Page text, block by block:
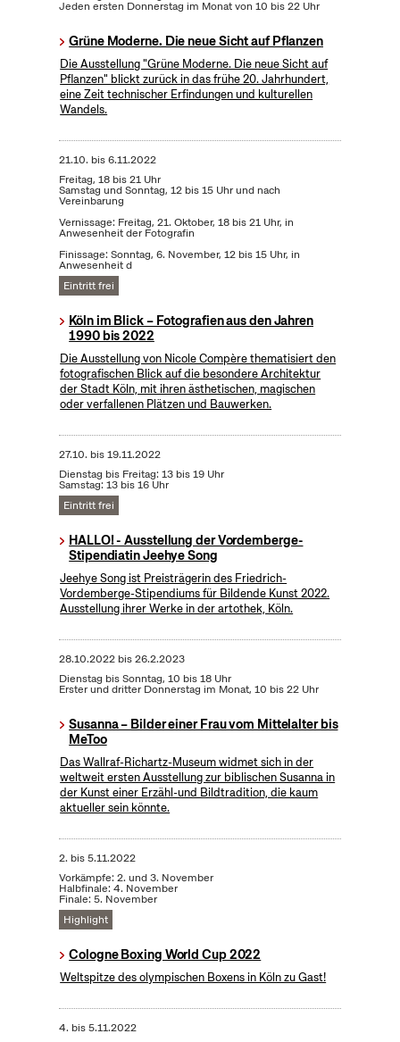
Jeden ersten Donnerstag im Monat von 10 bis 22 Uhr
Grüne Moderne. Die neue Sicht auf Pflanzen
Die Ausstellung "Grüne Moderne. Die neue Sicht auf
Pflanzen" blickt zurück in das frühe 20. Jahrhundert,
eine Zeit technischer Erfindungen und kulturellen
Wandels.
21.10. bis6.11.2022
Freitag, 18 bis 21 Uhr
Samstag und Sonntag, 12 bis 15 Uhr und nach
Vereinbarung
Vernissage: Freitag, 21. Oktober, 18 bis 21 Uhr, in
Anwesenheit der Fotografin
Finissage: Sonntag, 6. November, 12 bis 15 Uhr, in
Anwesenheit d
Eintritt frei
Köln im Blick – Fotografien aus den Jahren
1990 bis 2022
Die Ausstellung von Nicole Compère thematisiert den
fotografischen Blick auf die besondere Architektur
der Stadt Köln, mit ihren ästhetischen, magischen
oder verfallenen Plätzen und Bauwerken.
27.10. bis19.11.2022
Dienstag bis Freitag: 13 bis 19 Uhr
Samstag: 13 bis 16 Uhr
Eintritt frei
HALLO! - Ausstellung der Vordemberge-
Stipendiatin Jeehye Song
Jeehye Song ist Preisträgerin des Friedrich-
Vordemberge-Stipendiums für Bildende Kunst 2022.
Ausstellung ihrer Werke in der artothek, Köln.
28.10.2022bis26.2.2023
Dienstag bis Sonntag, 10 bis 18 Uhr
Erster und dritter Donnerstag im Monat, 10 bis 22 Uhr
Susanna – Bilder einer Frau vom Mittelalter bis
MeToo
Das Wallraf-Richartz-Museum widmet sich in der
weltweit ersten Ausstellung zur biblischen Susanna in
der Kunst einer Erzähl-und Bildtradition, die kaum
aktueller sein könnte.
2. bis5.11.2022
Vorkämpfe: 2. und 3. November
Halbfinale: 4. November
Finale: 5. November
Highlight
Cologne Boxing World Cup 2022
Weltspitze des olympischen Boxens in Köln zu Gast!
4. bis5.11.2022